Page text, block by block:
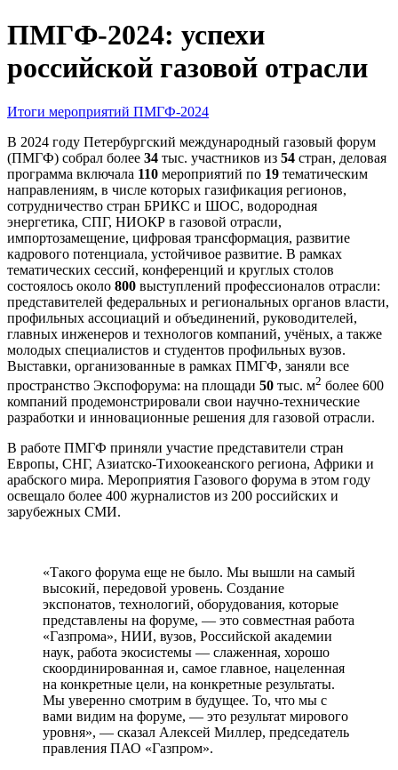
ПМГФ-2024: успехи
российской газовой отрасли
Итоги мероприятий ПМГФ-2024
В 2024 году Петербургский международный газовый форум
(ПМГФ) собрал более 34 тыс. участников из 54 стран, деловая
программа включала 110 мероприятий по 19 тематическим
направлениям, в числе которых газификация регионов,
сотрудничество стран БРИКС и ШОС, водородная
энергетика, СПГ, НИОКР в газовой отрасли,
импортозамещение, цифровая трансформация, развитие
кадрового потенциала, устойчивое развитие. В рамках
тематических сессий, конференций и круглых столов
состоялось около 800 выступлений профессионалов отрасли:
представителей федеральных и региональных органов власти,
профильных ассоциаций и объединений, руководителей,
главных инженеров и технологов компаний, учёных, а также
молодых специалистов и студентов профильных вузов.
Выставки, организованные в рамках ПМГФ, заняли все
пространство Экспофорума: на площади 50 тыс. м2 более 600
компаний продемонстрировали свои научно-технические
разработки и инновационные решения для газовой отрасли.
В работе ПМГФ приняли участие представители стран
Европы, СНГ, Азиатско-Тихоокеанского региона, Африки и
арабского мира. Мероприятия Газового форума в этом году
освещало более 400 журналистов из 200 российских и
зарубежных СМИ.
«Такого форума еще не было. Мы вышли на самый
высокий, передовой уровень. Создание
экспонатов, технологий, оборудования, которые
представлены на форуме, — это совместная работа
«Газпрома», НИИ, вузов, Российской академии
наук, работа экосистемы — слаженная, хорошо
скоординированная и, самое главное, нацеленная
на конкретные цели, на конкретные результаты.
Мы уверенно смотрим в будущее. То, что мы с
вами видим на форуме, — это результат мирового
уровня», — сказал Алексей Миллер, председатель
правления ПАО «Газпром».